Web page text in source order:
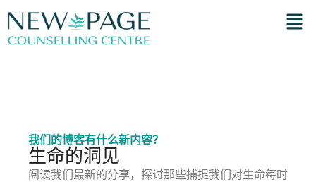
我们的博客有什么新内容？
生命的洞见
阅读我们最新的分享，探讨那些捕捉我们对生命每时